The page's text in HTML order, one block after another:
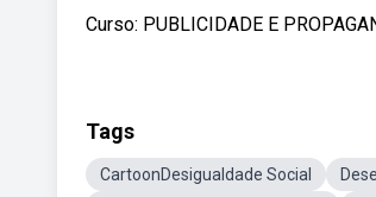
Curso: PUBLICIDADE E
Tags
CartoonDesigualdade Social